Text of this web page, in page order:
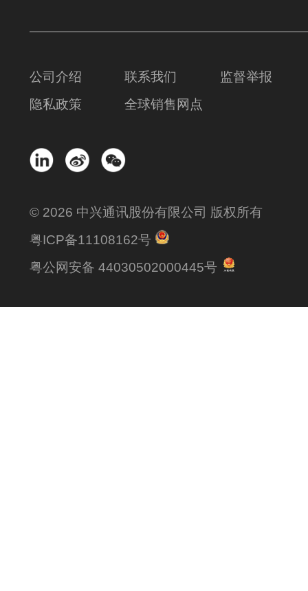
公司介绍 联系我们
监督举报
隐私政策
全球销售网点
© 2026 中兴通讯股份有限公司 版权所有
粤ICP备11108162号
粤公网安备 44030502000445号